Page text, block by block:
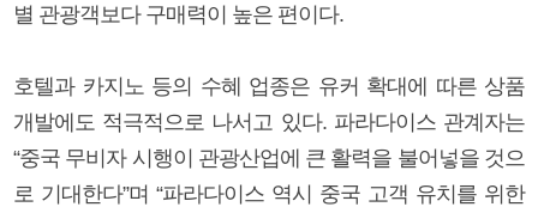
별 관광객보다 구매력이 높은 편이다.
호텔과 카지노 등의 수혜 업종은 유커 확대에 따른 상품
개발에도 적극적으로 나서고 있다. 파라다이스 관계자는
“중국 무비자 시행이 관광산업에 큰 활력을 불어넣을 것으
로 기대한다”며 “파라다이스 역시 중국 고객 유치를 위한